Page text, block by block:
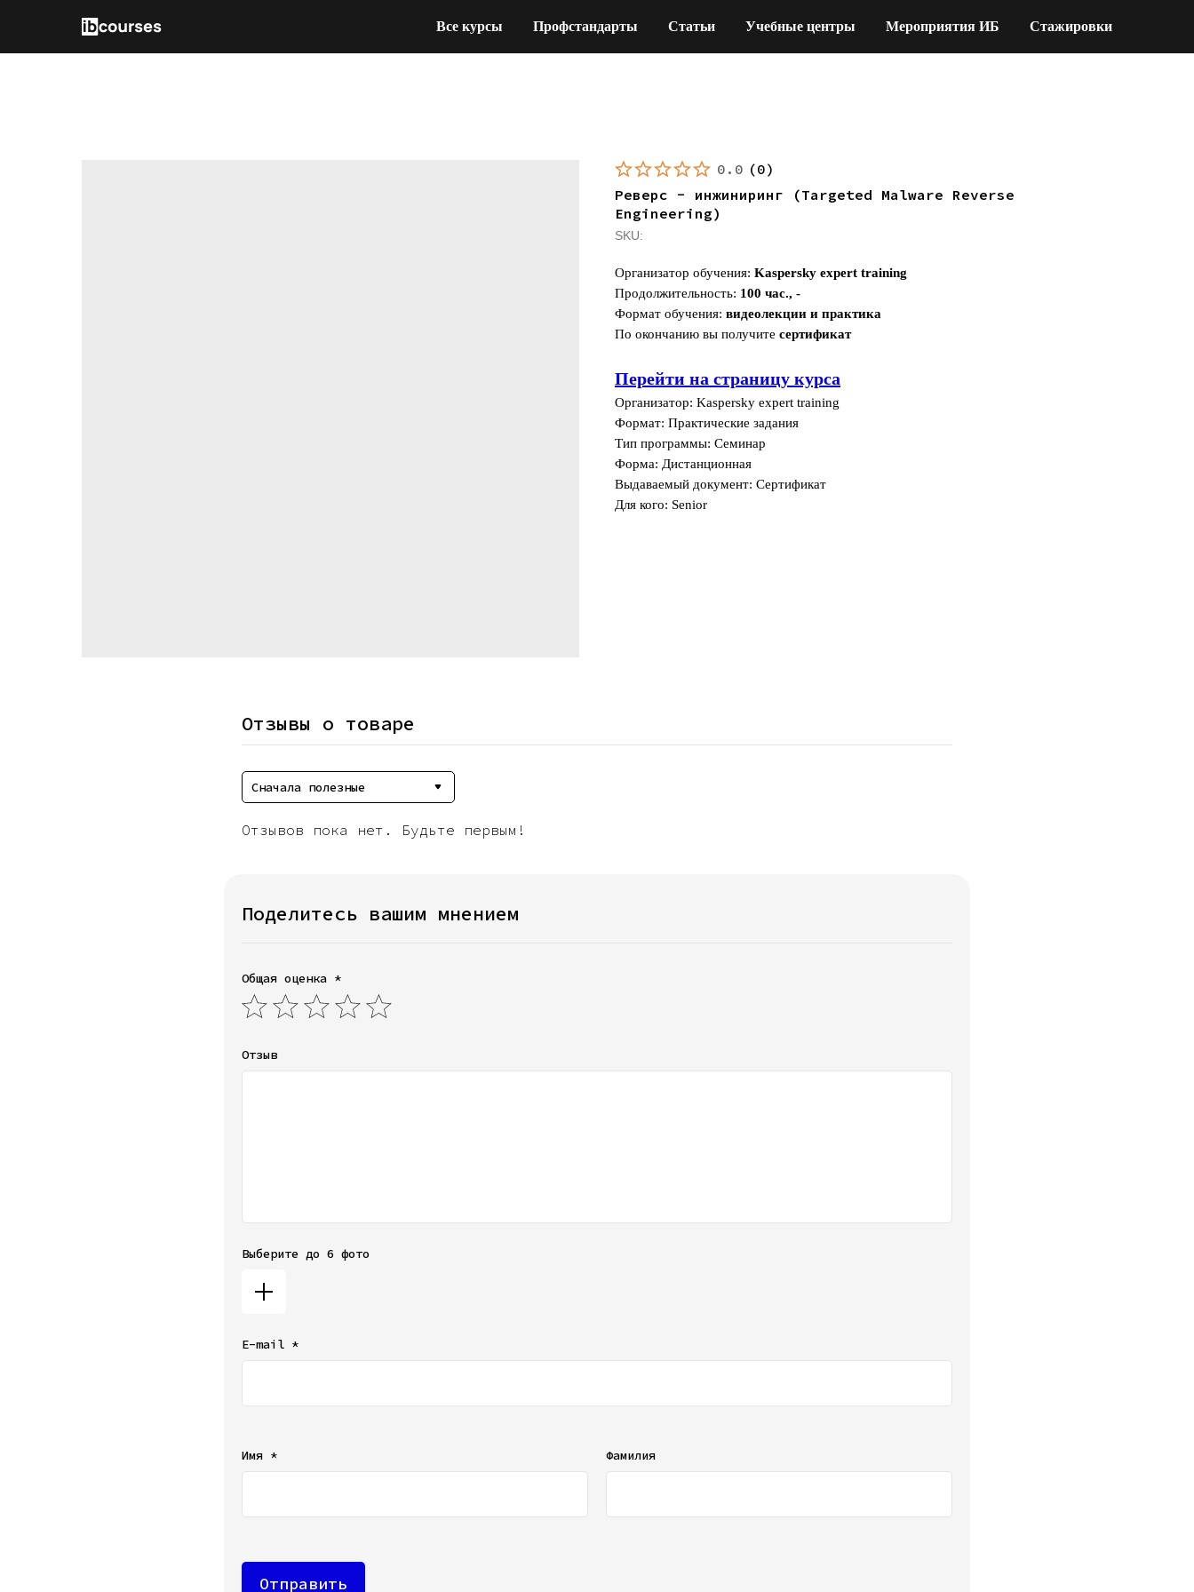
Все курсы Профстандарты Статьи Учебные центры Мероприятия ИБ Стажировки
0.0 (0)
Реверс - инжиниринг (Targeted Malware Reverse
Engineering)
SKU:
Организатор обучения: Kaspersky expert training
Продолжительность: 100 час., -
Формат обучения: видеолекции и практика
По окончанию вы получите сертификат
Перейти на страницу курса
Организатор: Kaspersky expert training
Формат: Практические задания
Тип программы: Семинар
Форма: Дистанционная
Выдаваемый документ: Сертификат
Для кого: Senior
Отзывы о товаре
Сначала полезные
Отзывов пока нет. Будьте первым!
Поделитесь вашим мнением
Общая оценка *
Отзыв
Выберите до 6 фото
E-mail *
Имя * Фамилия
Отправить